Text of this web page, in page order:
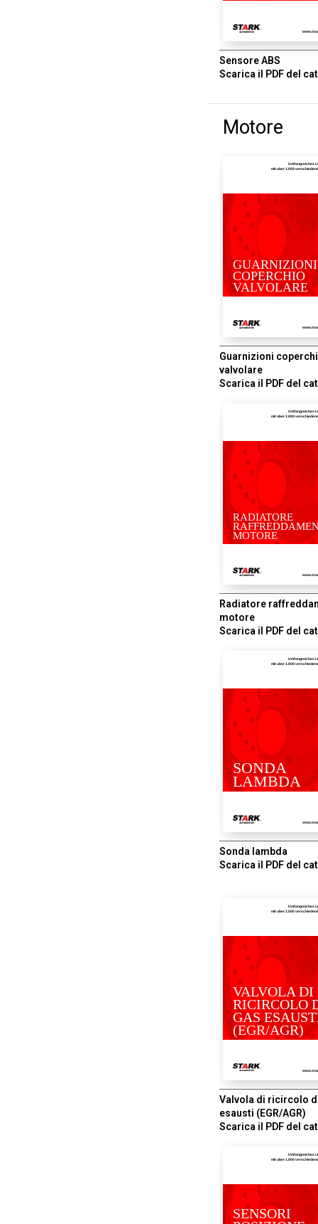
Sensore ABS
Scarica il PDF del
Motore
Umfangreiches
mit uber 1.000
GUARNIZIONI
COPERCHIO
VALVOLARE
Guarnizioni
valvolare
Scarica il PDF del
Umfangreiches
mit uber 1.000
RADIATORE
MOTORE
Radiatore
motore
Scarica il PDF del
Umfangreiches
mit uber 1.000
SONDA
LAMBDA
Sonda lambda
Scarica il PDF del
Umfangreiches
mit uber 1.000
VALVOLA DI
RICIRCOLO
GAS
(EGR/AGR)
Valvola di ricircolo
esausti (EGR/AGR)
Scarica il PDF del
Umfangreiches
mit uber 1.000
SENSORI